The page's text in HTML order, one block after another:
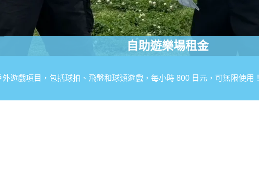
自助遊樂場租金
遊戲項目，包括球拍、飛盤和球類遊戲，每小時 800 日元，可無限使用！